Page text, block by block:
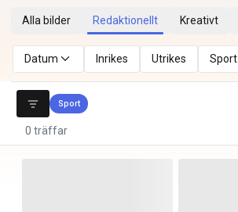
Alla bilder Redaktionellt Kreativt
Datum Inrikes Utrikes Sport
Sport
0 träffar